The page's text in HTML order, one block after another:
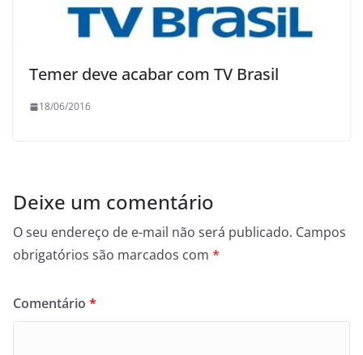
Temer deve acabar com TV Brasil
18/06/2016
Deixe um comentário
O seu endereço de e-mail não será publicado. Campos
obrigatórios são marcados com *
Comentário *